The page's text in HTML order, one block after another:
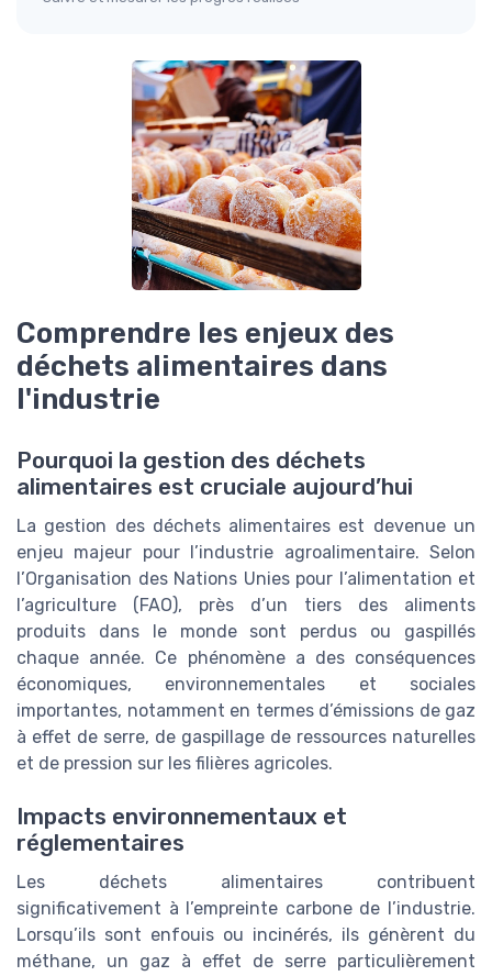
Comprendre les enjeux des
déchets alimentaires dans
l'industrie
Pourquoi la gestion des déchets
alimentaires est cruciale aujourd’hui
La gestion des déchets alimentaires est devenue un
enjeu majeur pour l’industrie agroalimentaire. Selon
l’Organisation des Nations Unies pour l’alimentation et
l’agriculture (FAO), près d’un tiers des aliments
produits dans le monde sont perdus ou gaspillés
chaque année. Ce phénomène a des conséquences
économiques, environnementales et sociales
importantes, notamment en termes d’émissions de gaz
à effet de serre, de gaspillage de ressources naturelles
et de pression sur les filières agricoles.
Impacts environnementaux et
réglementaires
Les déchets alimentaires contribuent
significativement à l’empreinte carbone de l’industrie.
Lorsqu’ils sont enfouis ou incinérés, ils génèrent du
méthane, un gaz à effet de serre particulièrement